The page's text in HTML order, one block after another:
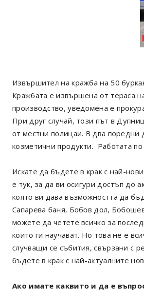
Извършител на кражба на 50
Кражбата е извършена от тераса
производство, уведомена е
При друг случай, този път в
от местни полицаи. В два
козметични продукти. Работата
Искате да бъдете в крак с най-
е тук, за да ви осигури достъп до
която ви дава възможността да
Сапарева баня, Бобов дол,
можете да четете всичко за
които ги научават. Но това не е
случващи се събития, свързани с
бъдете в крак с най-актуалните
Ако имате каквито и да е